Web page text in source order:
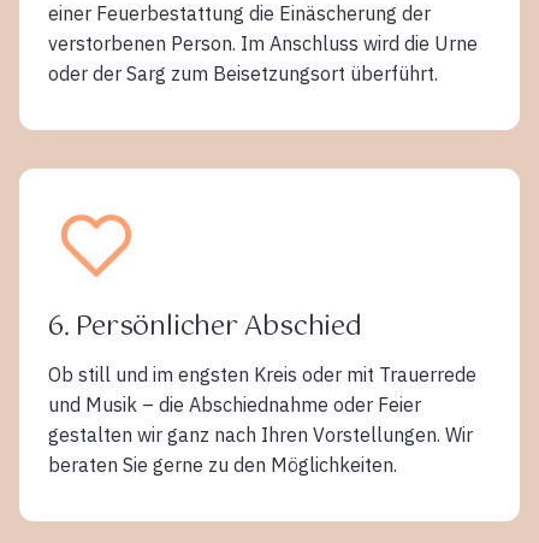
einer Feuerbestattung die Einäscherung der
verstorbenen Person. Im Anschluss wird die Urne
oder der Sarg zum Beisetzungsort überführt.
6. Persönlicher Abschied
Ob still und im engsten Kreis oder mit Trauerrede
und Musik – die Abschiednahme oder Feier
gestalten wir ganz nach Ihren Vorstellungen. Wir
beraten Sie gerne zu den Möglichkeiten.